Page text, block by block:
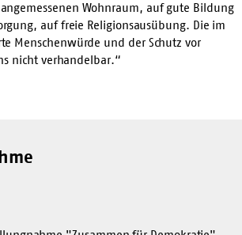
Wohnraum, auf gute Bildung
auf freie Religionsausübung. Die im
Menschenwürde und der Schutz vor
nicht verhandelbar.“